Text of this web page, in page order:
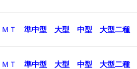
ＭＴ 準中型 大型 中型 大型二種
ＭＴ 準中型 大型 中型 大型二種